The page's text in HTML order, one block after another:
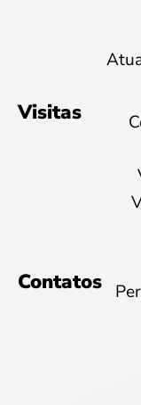
Visitas
Contatos